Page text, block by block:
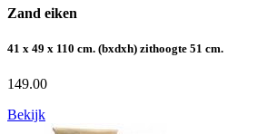
Zand eiken
41 x 49 x 110 cm. (bxdxh) zithoogte 51 cm.
149.00
Bekijk